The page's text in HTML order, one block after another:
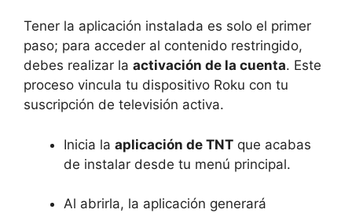
Tener la aplicación instalada es solo el primer
paso; para acceder al contenido restringido,
debes realizar la activación de la cuenta. Este
proceso vincula tu dispositivo Roku con tu
suscripción de televisión activa.
Inicia la aplicación de TNT que acabas
de instalar desde tu menú principal.
Al abrirla, la aplicación generará